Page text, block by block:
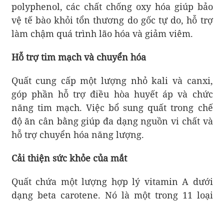
polyphenol, các chất chống oxy hóa giúp bảo
vệ tế bào khỏi tổn thương do gốc tự do, hỗ trợ
làm chậm quá trình lão hóa và giảm viêm.
Hỗ trợ tim mạch và chuyển hóa
Quất cung cấp một lượng nhỏ kali và canxi,
góp phần hỗ trợ điều hòa huyết áp và chức
năng tim mạch. Việc bổ sung quất trong chế
độ ăn cân bằng giúp đa dạng nguồn vi chất và
hỗ trợ chuyển hóa năng lượng.
Cải thiện sức khỏe của mắt
Quất chứa một lượng hợp lý vitamin A dưới
dạng beta carotene. Nó là một trong 11 loại